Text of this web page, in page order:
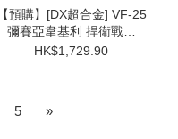
【預購】[DX超合金] VF-25
彌賽亞韋基利 捍衛戰士
Ver.
HK$1,729.90
5 »